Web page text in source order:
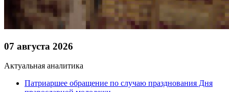
07 августа 2026
Актуальная аналитика
Патриаршее обращение по случаю празднования Дня